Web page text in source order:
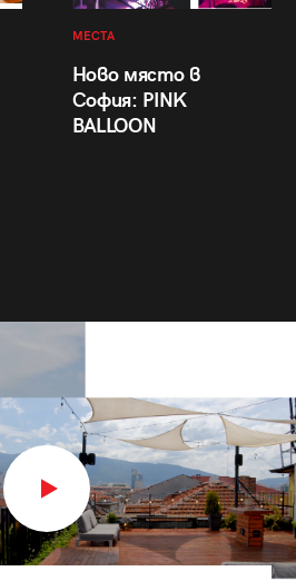
МЕСТА
Ново място в
София: PINK
BALLOON